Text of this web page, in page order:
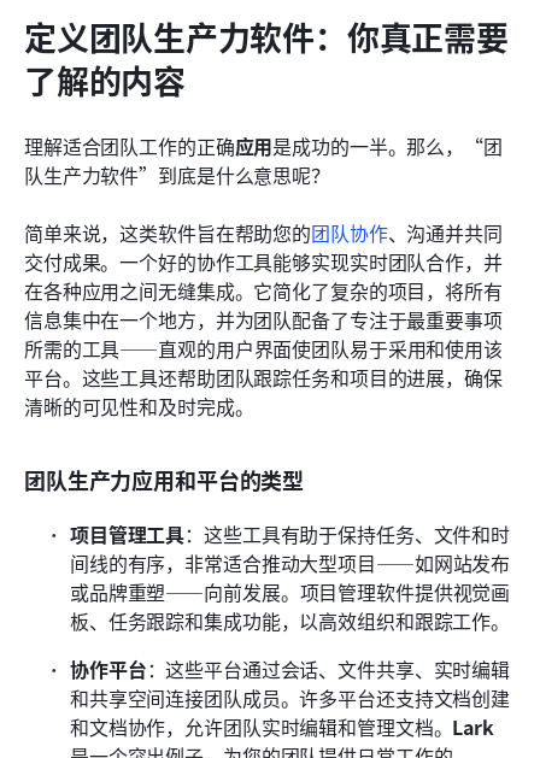
定义团队生产力软件：你真正需要
了解的内容
理解适合团队工作的正确应用是成功的一半。那么，“团
队生产力软件”到底是什么意思呢？
简单来说，这类软件旨在帮助您的团队协作、沟通并共同
交付成果。一个好的协作工具能够实现实时团队合作，并
在各种应用之间无缝集成。它简化了复杂的项目，将所有
信息集中在一个地方，并为团队配备了专注于最重要事项
所需的工具——直观的用户界面使团队易于采用和使用该
平台。这些工具还帮助团队跟踪任务和项目的进展，确保
清晰的可见性和及时完成。
团队生产力应用和平台的类型
项目管理工具：这些工具有助于保持任务、文件和时
间线的有序，非常适合推动大型项目——如网站发布
或品牌重塑——向前发展。项目管理软件提供视觉画
板、任务跟踪和集成功能，以高效组织和跟踪工作。
协作平台：这些平台通过会话、文件共享、实时编辑
和共享空间连接团队成员。许多平台还支持文档创建
和文档协作，允许团队实时编辑和管理文档。 Lark